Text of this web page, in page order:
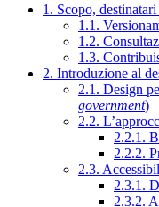
1. Scopo,
1.1.
1.2.
1.3.
2. Introduzione al
2.1. Design
government)
2.2.
2.2.1.
2.2.2.
2.3.
2.3.1.
2.3.2.